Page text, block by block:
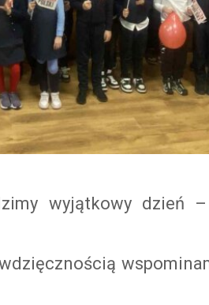
wyjątkowy dzień